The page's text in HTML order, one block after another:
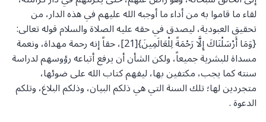
لقاء ما قاموا به من أداء ما أوجبه الله عليهم في هذه الدار، من
تحقيق العبودية، ليصدق في حقه عليه الصلاة والسلام قوله تعالى:
{وَمَا أَرْسَلْنَاكَ إِلَّا رَحْمَةً لِلْعَالَمِينَ}[21]، حقاً إنه رحمة مهداة، ونعمة
مسداة للبشرية جميعاً، ولكن الشأن أن يرفع أتباعه رؤوسهم لدراسة
سنته كما يجب، مكتفين بها، ليفهم كتاب الله على ضوئها،
متجردين لها؛ تلك السنة التي هي ذلكم البيان، وذلكم البلاغ، وتلكم
الدعوة .